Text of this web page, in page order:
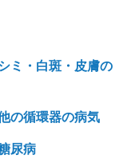
ミ・白斑・皮膚の
の循環器の病気
尿病